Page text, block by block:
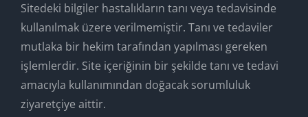
Sitedeki bilgiler hastalıkların tanı veya tedavisinde
kullanılmak üzere verilmemiştir. Tanı ve tedaviler
mutlaka bir hekim tarafından yapılması gereken
işlemlerdir. Site içeriğinin bir şekilde tanı ve tedavi
amacıyla kullanımından doğacak sorumluluk
ziyaretçiye aittir.